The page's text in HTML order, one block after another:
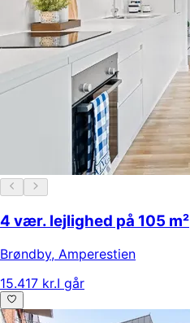
4 vær. lejlighed på 105 m²
Brøndby, Amperestien
15.417 kr.I går